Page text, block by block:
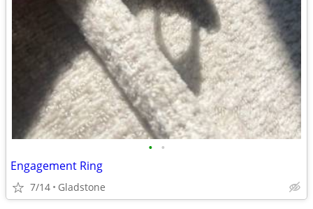
• •
Engagement Ring
7/14 Gladstone